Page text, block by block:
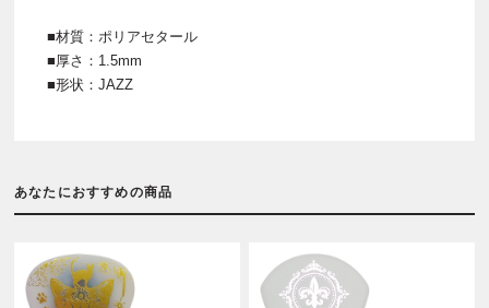
■材質：ポリアセタール
■厚さ：1.5mm
■形状：JAZZ
あなたにおすすめの商品